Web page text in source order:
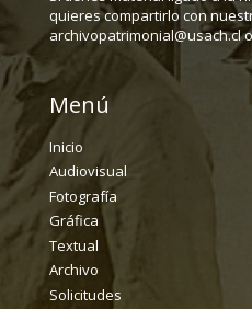
quieres compartirlo con
archivopatrimonial@usach.cl
Menú
Inicio
Audiovisual
Fotografía
Gráfica
Textual
Archivo
Solicitudes